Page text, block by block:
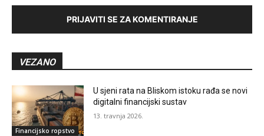
PRIJAVITI SE ZA KOMENTIRANJE
VEZANO
Financijsko ropstvo
U sjeni rata na Bliskom istoku rađa se novi
digitalni financijski sustav
13. travnja 2026.